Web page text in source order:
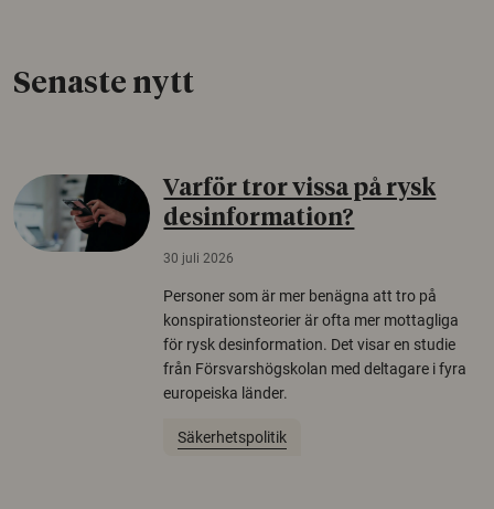
Senaste nytt
Varför tror vissa på rysk
desinformation?
30 juli 2026
Personer som är mer benägna att tro på
konspirationsteorier är ofta mer mottagliga
för rysk desinformation. Det visar en studie
från Försvarshögskolan med deltagare i fyra
europeiska länder.
Säkerhetspolitik